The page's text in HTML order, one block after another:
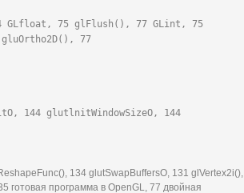
75 glFlush(), 77 GLint, 75
77
144 glutlnitWindowSizeO, 144
134 glutSwapBuffersO, 131 glVertex2i(),
готовая программа в OpenGL, 77 двойная